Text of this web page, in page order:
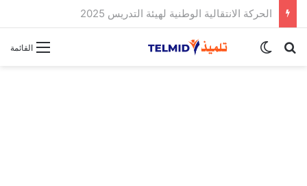
الحركة الانتقالية الوطنية لهيئة التدريس 2025
القائمة بحث عنالوضع المظلم